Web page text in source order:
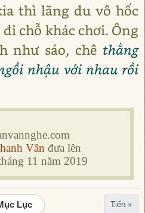
thì lãng du vô hốc
chỗ khác chơi. Ông
như sáo, chê thằng
nhậu với nhau rồi
Vân đưa lên
11 năm 2019
Lục Tiến »